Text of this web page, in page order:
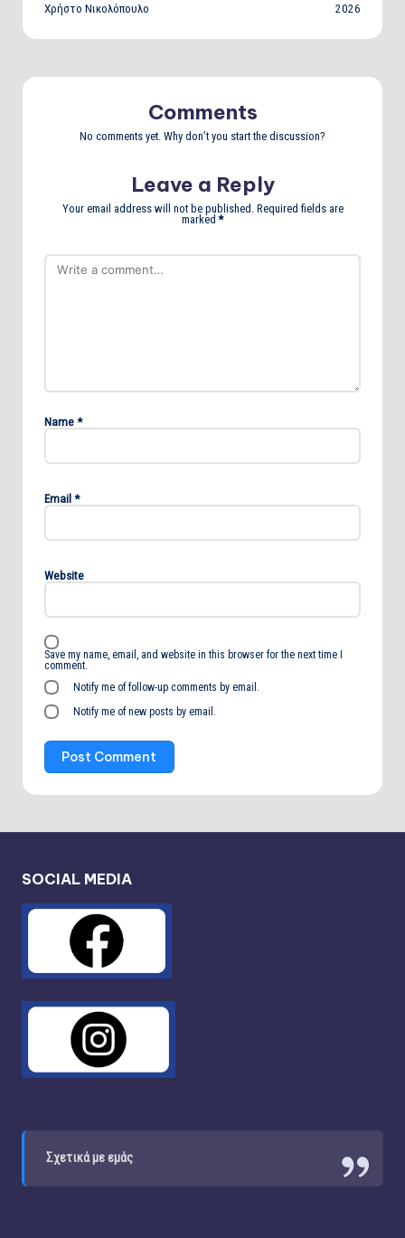
Χρήστο Νικολόπουλο
2026
Comments
No comments yet. Why don’t you start the discussion?
Leave a Reply
Your email address will not be published. Required fields are
marked*
Name *
Email *
Website
Save my name, email, and website in this browser for the next time I
comment.
Notify me of follow-up comments by email.
Notify me of new posts by email.
SOCIAL MEDIA
Σχετικά με εμάς